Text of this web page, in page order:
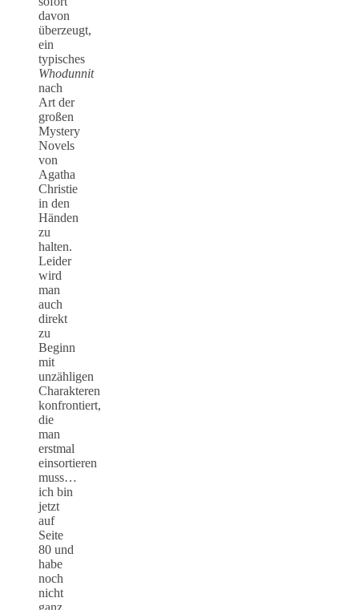
davon
überzeugt,
ein
typisches
Whodunnit
nach
Art der
großen
Mystery
Novels
von
Agatha
Christie
in den
Händen
zu
halten.
Leider
wird
man
auch
direkt
zu
Beginn
mit
unzähligen
Charakteren
konfrontiert,
die
man
erstmal
einsortieren
muss…
ich bin
jetzt
auf
Seite
80 und
habe
noch
nicht